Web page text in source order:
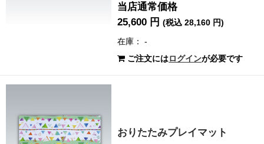
当店通常価格
25,600 円(税込 28,160 円)
在庫： -
ご注文にはログインが必要です
おりたたみプレイマット